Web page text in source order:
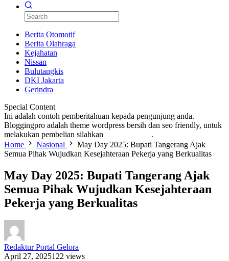
Berita Otomotif
Berita Olahraga
Kejahatan
Nissan
Bulutangkis
DKI Jakarta
Gerindra
Special Content
Ini adalah contoh pemberitahuan kepada pengunjung anda.
Bloggingpro adalah theme wordpress bersih dan seo friendly, untuk
melakukan pembelian silahkan
.
Home
Nasional
May Day 2025: Bupati Tangerang Ajak
Semua Pihak Wujudkan Kesejahteraan Pekerja yang Berkualitas
May Day 2025: Bupati Tangerang Ajak
Semua Pihak Wujudkan Kesejahteraan
Pekerja yang Berkualitas
Redaktur Portal Gelora
April 27, 2025122 views